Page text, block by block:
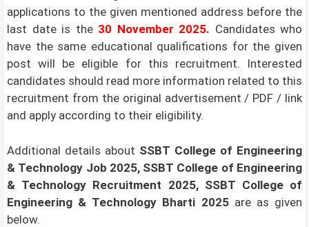
applications to the given mentioned address before the
last date is the30 November 2025. Candidates who
have the same educational qualifications for the given
post will be eligible for this recruitment. Interested
candidates should read more information related to this
recruitment from the original advertisement / PDF / link
and apply according to their eligibility.
Additional details about SSBT College of Engineering
& Technology Job 2025, SSBT College of Engineering
& Technology Recruitment 2025, SSBT College of
Engineering & Technology Bharti 2025are as given
below.